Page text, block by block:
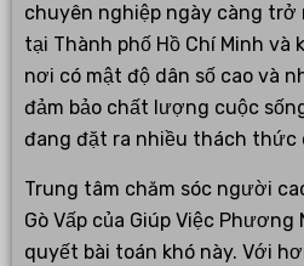
chuyên nghiệp ngày càng
tại Thành phố Hồ Chí Minh và
nơi có mật độ dân số cao và
đảm bảo chất lượng cuộc
đang đặt ra nhiều thách thức
Trung tâm chăm sóc người
Gò Vấp của Giúp Việc
quyết bài toán khó này. Với